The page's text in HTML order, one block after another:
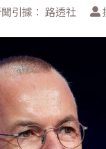
引據： 路透社